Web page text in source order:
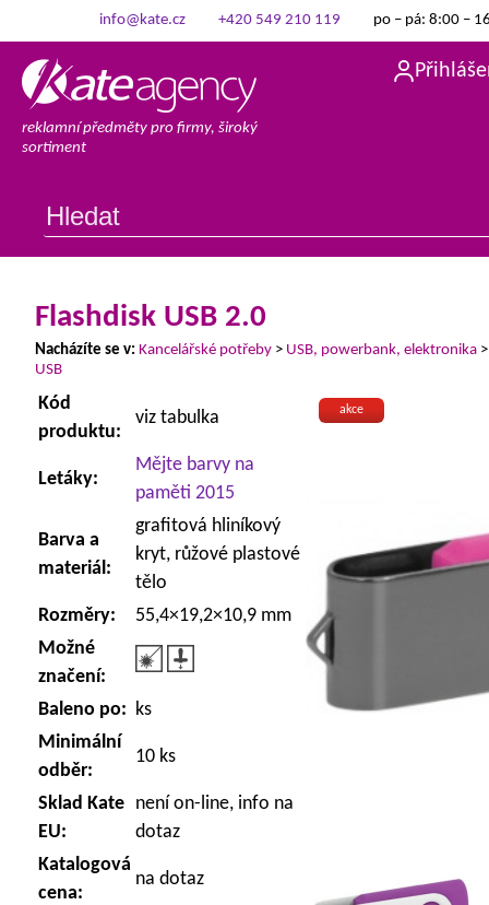
info@kate.cz +420 549 210 119 po – pá: 8:00 –
reklamní předměty pro firmy, široký
sortiment
Flashdisk USB 2.0
Nacházíte se v: Kancelářské potřeby > USB, powerbank, elektronika
USB
akce
Kód
produktu:
viz tabulka
Letáky:
Mějte barvy na
paměti 2015
Barva a
materiál:
grafitová hliníkový
kryt, růžové plastové
tělo
Rozměry:
55,4×19,2×10,9 mm
Možné
značení:
Baleno po: ks
Minimální
odběr:
10 ks
Sklad Kate
EU:
není on-line, info na
dotaz
Katalogová
cena:
na dotaz